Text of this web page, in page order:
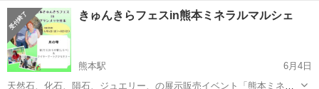
ます♪ 子どもから大人まで楽しめる美味しい、わくわくがいっぱいの
マルシェです。 室内なので、涼しくゆっくり楽しむことができます！
...
熊本 上益城郡 地域/お祭り マルシェ
きゅんきらフェスin熊本ミネラルマルシェ
熊本駅
6月4日
天然石、化石、隕石、ジュエリー、の展示販売イベント「熊本ミネラ